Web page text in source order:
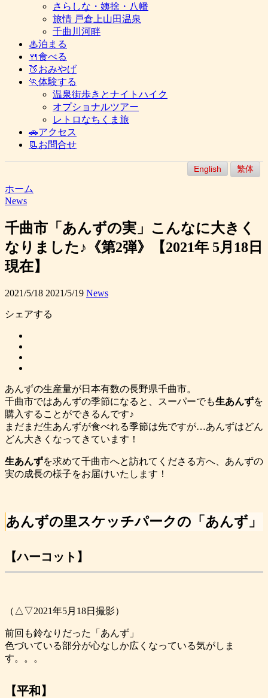
さらしな・姨捨・八幡
旅情 戸倉上山田温泉
千曲川河畔
♨泊まる
🍴食べる
🍑おみやげ
🏃体験する
温泉街歩きとナイトハイク
オプショナルツアー
レトロなちくま旅
🚗アクセス
📃お問合せ
English 繁体
ホーム
News
千曲市「あんずの実」こんなに大きく
なりました♪《第2弾》【2021年 5月18日
現在】
2021/5/18 2021/5/19 News
シェアする
あんずの生産量が日本有数の長野県千曲市。
千曲市ではあんずの季節になると、スーパーでも生あんずを
購入することができるんです♪
まだまだ生あんずが食べれる季節は先ですが…あんずはどん
どん大きくなってきています！
生あんずを求めて千曲市へと訪れてくださる方へ、あんずの
実の成長の様子をお届けいたします！
あんずの里スケッチパークの「あんず」
【ハーコット】
（△▽2021年5月18日撮影）
前回も鈴なりだった「あんず」
色づいている部分が心なしか広くなっている気がしま
す。。。
【平和】